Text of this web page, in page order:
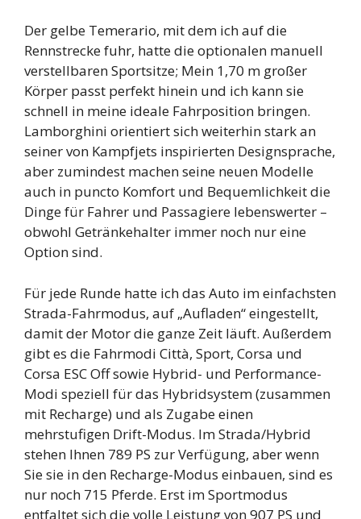
Der gelbe Temerario, mit dem ich auf die
Rennstrecke fuhr, hatte die optionalen manuell
verstellbaren Sportsitze; Mein 1,70 m großer
Körper passt perfekt hinein und ich kann sie
schnell in meine ideale Fahrposition bringen.
Lamborghini orientiert sich weiterhin stark an
seiner von Kampfjets inspirierten Designsprache,
aber zumindest machen seine neuen Modelle
auch in puncto Komfort und Bequemlichkeit die
Dinge für Fahrer und Passagiere lebenswerter –
obwohl Getränkehalter immer noch nur eine
Option sind.
Für jede Runde hatte ich das Auto im einfachsten
Strada-Fahrmodus, auf „Aufladen“ eingestellt,
damit der Motor die ganze Zeit läuft. Außerdem
gibt es die Fahrmodi Città, Sport, Corsa und
Corsa ESC Off sowie Hybrid- und Performance-
Modi speziell für das Hybridsystem (zusammen
mit Recharge) und als Zugabe einen
mehrstufigen Drift-Modus. Im Strada/Hybrid
stehen Ihnen 789 PS zur Verfügung, aber wenn
Sie sie in den Recharge-Modus einbauen, sind es
nur noch 715 Pferde. Erst im Sportmodus
entfaltet sich die volle Leistung von 907 PS und